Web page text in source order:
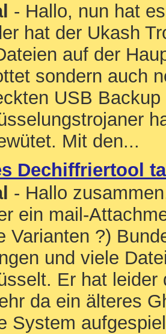
- Hallo, nun hat
hat der Ukash
auf der
sondern auch
USB
Mit den...
Dechiffriertool
- Hallo
ein mail-
Varianten ?)
und viele
Er hat leider
da ein älteres
System